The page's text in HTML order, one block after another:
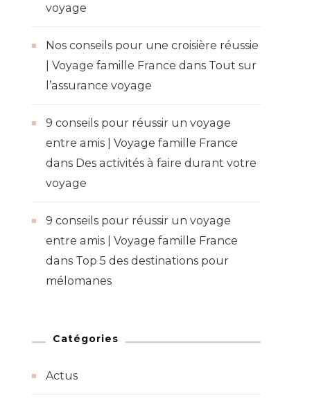
voyage
Nos conseils pour une croisière réussie
| Voyage famille France dans Tout sur
l’assurance voyage
9 conseils pour réussir un voyage
entre amis | Voyage famille France
dans Des activités à faire durant votre
voyage
9 conseils pour réussir un voyage
entre amis | Voyage famille France
dans Top 5 des destinations pour
mélomanes
Catégories
Actus